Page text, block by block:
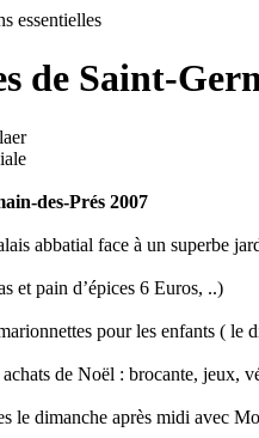
essentielles
de Saint-
des-Prés 2007
abbatial face à un superbe
et pain d’épices 6 Euros, ..)
pour les enfants ( le
de Noël : brocante, jeux,
le dimanche après midi avec